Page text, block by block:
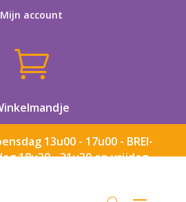
Mijn account

13u00 - 17u00 - BREI-
18u30 - 21u30 en vrijdag